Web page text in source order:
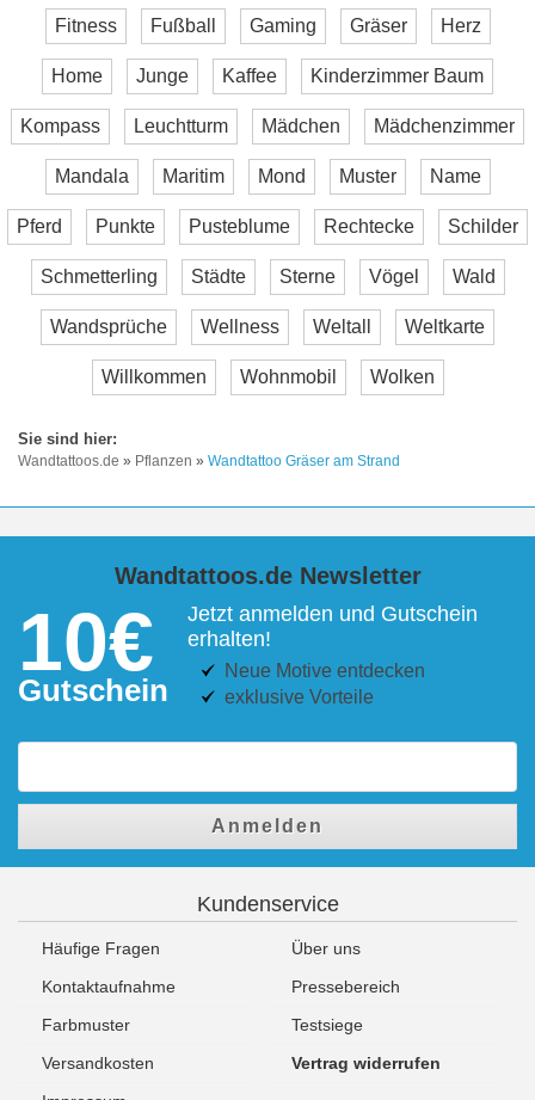
Fitness Fußball Gaming Gräser Herz
Home Junge Kaffee Kinderzimmer Baum
Kompass Leuchtturm Mädchen Mädchenzimmer
Mandala Maritim Mond Muster Name
Pferd Punkte Pusteblume Rechtecke Schilder
Schmetterling Städte Sterne Vögel Wald
Wandsprüche Wellness Weltall Weltkarte
Willkommen Wohnmobil Wolken
Wandtattoos.de » Pflanzen » Wandtattoo Gräser am Strand
Wandtattoos.de Newsletter
10€
Gutschein
Jetzt anmelden und Gutschein
erhalten!
Neue Motive entdecken
exklusive Vorteile
Anmelden
Kundenservice
Häufige Fragen
Über uns
Kontaktaufnahme
Pressebereich
Farbmuster
Testsiege
Versandkosten
Vertrag widerrufen